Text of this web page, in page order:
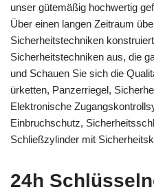
unser gütemäßig hochwertig
Über einen langen Zeitraum
Sicherheitstechniken
Sicherheitstechniken aus, die
und Schauen Sie sich die
ürketten, Panzerriegel,
Elektronische
Einbruchschutz,
Schließzylinder mit
24h